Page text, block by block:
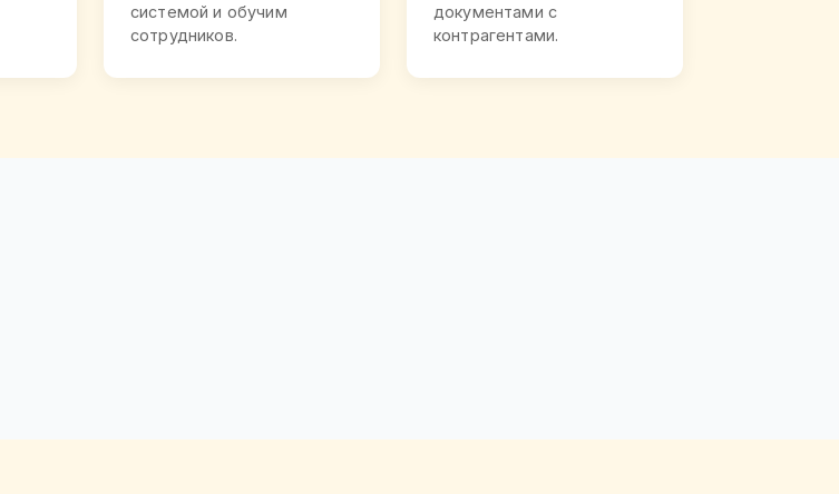
системой и обучим
сотрудников.
документами с
контрагентами.